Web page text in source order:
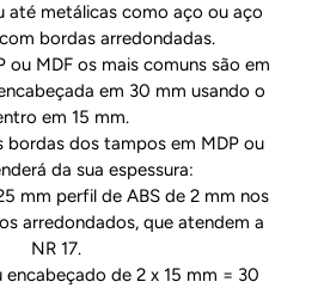
até metálicas como aço ou aço
bordas arredondadas.
ou MDF os mais comuns são em
em 30 mm usando o
em 15 mm.
bordas dos tampos em MDP ou
da sua espessura:
mm perfil de ABS de 2 mm nos
arredondados, que atendem a
NR 17.
encabeçado de 2 x 15 mm = 30